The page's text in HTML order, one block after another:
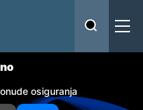
osiguranja